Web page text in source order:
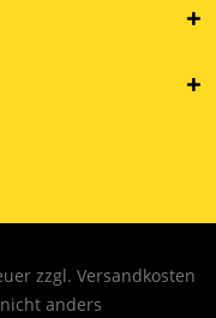
zzgl. Versandkosten
anders